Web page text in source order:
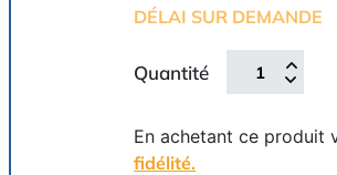
DÉLAI SUR DEMANDE
Quantité
En achetant ce produit
fidélité.